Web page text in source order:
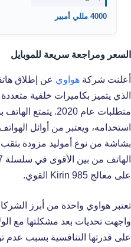
4000 مللي أمبير
السعر ومراجعة سريعة للموبايل
أعلنت شركة هواوي
الذي يتميز بكاميرات خلفية
متطلبات عام 2020.
بشاشة من نوع أموليد مزودة بثقب
على معالج Kirin 985 القوي.
تعتبر هواوي واحدة من أبرز
واجهت تحديات بعد مشكلتها مع
على قدرتها التنافسية بسبب